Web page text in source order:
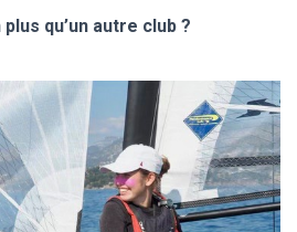
qu’un autre club ?